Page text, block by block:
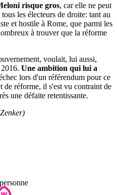
risque gros, car elle ne peut
les électeurs de droite: tant au
et hostile à Rome, que parmi les
à trouver que la réforme
voulait, lui aussi,
Une ambition qui lui a
lors d'un référendum pour ce
réforme, il s'est vu contraint de
une défaite retentissante.